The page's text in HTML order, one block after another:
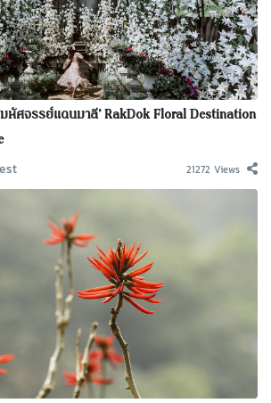
หัศจรรย์แดนมาลี’ RakDok Floral Destination
21272 Views